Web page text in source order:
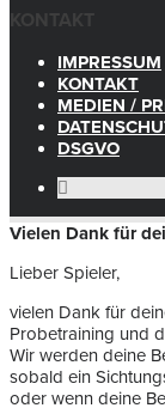
KONTAKT
IMPRESSUM
KONTAKT
MEDIEN /
DSGVO
Vielen Dank für
Lieber Spieler,
vielen Dank für
Probetraining und
Wir werden deine
sobald ein
oder wenn deine